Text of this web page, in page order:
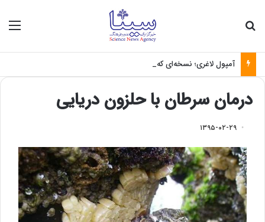
آمپول لاغری؛ نسخه‌ای که بدون تغذیه خطرناک می‌شود
درمان سرطان با حلزون دریایی
۱۳۹۵-۰۲-۲۹